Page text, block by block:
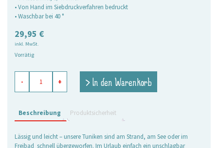
• Von Hand im Siebdruckverfahren bedruckt
• Waschbar bei 40 °
29,95 €
inkl. MwSt.
Vorrätig
Crazy
Fish
M/L
Menge
- + > In den Warenkorb
Beschreibung Produktsicherheit
Lässig und leicht – unsere Tuniken sind am Strand, am See oder im
Freibad schnell übergeworfen. Im Urlaub einfach ein unschlagbar